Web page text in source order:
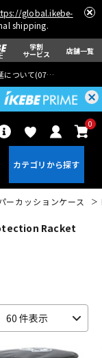
global.ikebe-
shipping.
学割
サービス 店舗一覧
について(07月29日
0
クレレ
ーカッションケース
Racket
60 件表示